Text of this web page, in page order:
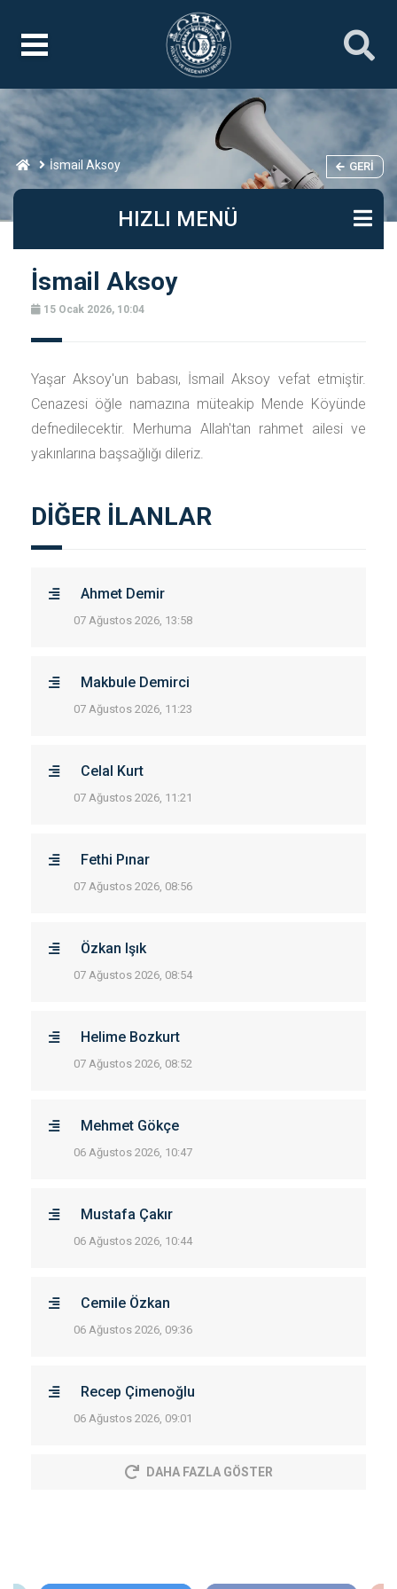
İsmail Aksoy GERI
HIZLI MENÜ
İsmail Aksoy
15 Ocak 2026, 10:04
Yaşar Aksoy'un babası, İsmail Aksoy vefat etmiştir.
Cenazesi öğle namazına müteakip Mende Köyünde
defnedilecektir. Merhuma Allah'tan rahmet ailesi ve
yakınlarına başsağlığı dileriz.
DİĞER İLANLAR
Ahmet Demir
07 Ağustos 2026, 13:58
Makbule Demirci
07 Ağustos 2026, 11:23
Celal Kurt
07 Ağustos 2026, 11:21
Fethi Pınar
07 Ağustos 2026, 08:56
Özkan Işık
07 Ağustos 2026, 08:54
Helime Bozkurt
07 Ağustos 2026, 08:52
Mehmet Gökçe
06 Ağustos 2026, 10:47
Mustafa Çakır
06 Ağustos 2026, 10:44
Cemile Özkan
06 Ağustos 2026, 09:36
Recep Çimenoğlu
06 Ağustos 2026, 09:01
DAHA FAZLA GÖSTER